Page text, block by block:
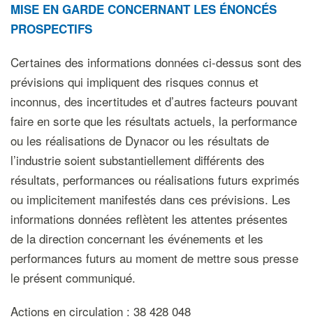
MISE EN GARDE CONCERNANT LES ÉNONCÉS
PROSPECTIFS
Certaines des informations données ci-dessus sont des
prévisions qui impliquent des risques connus et
inconnus, des incertitudes et d’autres facteurs pouvant
faire en sorte que les résultats actuels, la performance
ou les réalisations de Dynacor ou les résultats de
l’industrie soient substantiellement différents des
résultats, performances ou réalisations futurs exprimés
ou implicitement manifestés dans ces prévisions. Les
informations données reflètent les attentes présentes
de la direction concernant les événements et les
performances futurs au moment de mettre sous presse
le présent communiqué.
Actions en circulation : 38 428 048